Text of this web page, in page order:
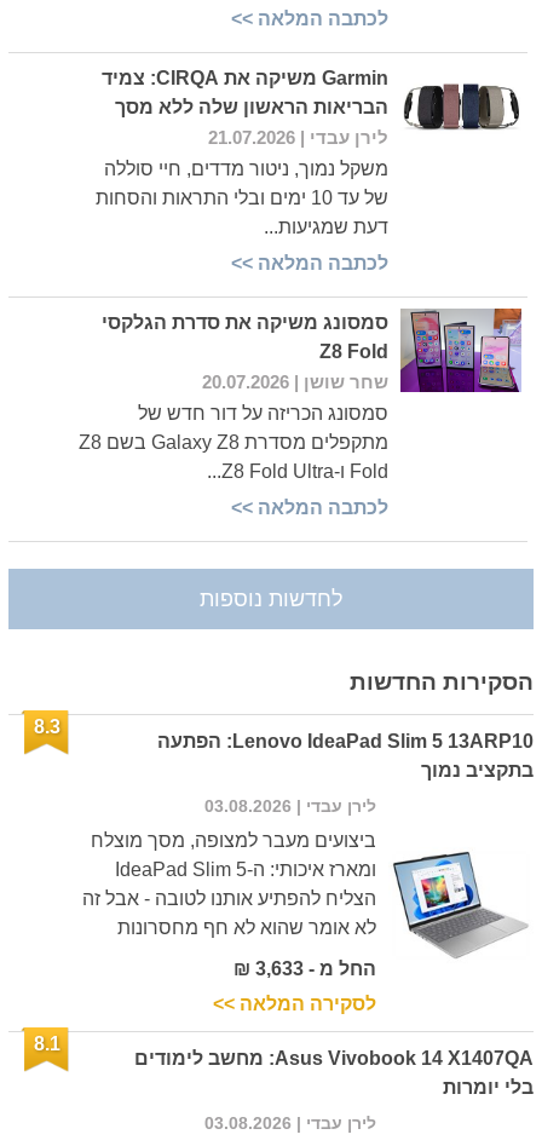
לכתבה המלאה >>
Garmin משיקה את CIRQA: צמיד
הבריאות הראשון שלה ללא מסך
לירן עבדי | 21.07.2026
משקל נמוך, ניטור מדדים, חיי סוללה
של עד 10 ימים ובלי התראות והסחות
דעת שמגיעות...
לכתבה המלאה >>
סמסונג משיקה את סדרת הגלקסי
Z8 Fold
שחר שושן | 20.07.2026
סמסונג הכריזה על דור חדש של
מתקפלים מסדרת Galaxy Z8 בשם Z8
Fold ו-Z8 Fold Ultra...
לכתבה המלאה >>
לחדשות נוספות
הסקירות החדשות
Lenovo IdeaPad Slim 5 13ARP10: הפתעה
בתקציב נמוך
8.3
לירן עבדי | 03.08.2026
ביצועים מעבר למצופה, מסך מוצלח
ומארז איכותי: ה-IdeaPad Slim 5
הצליח להפתיע אותנו לטובה - אבל זה
לא אומר שהוא לא חף מחסרונות
החל מ - 3,633 ₪
לסקירה המלאה >>
Asus Vivobook 14 X1407QA: מחשב לימודים
בלי יומרות
8.1
לירן עבדי | 03.08.2026